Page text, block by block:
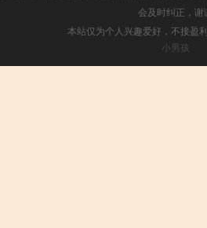
会及时纠正，谢
本站仅为个人兴趣爱好，不接盈
小男孩